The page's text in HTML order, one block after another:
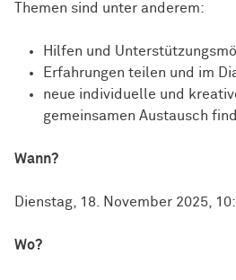
Themen sind unter anderem:
Hilfen und
Erfahrungen teilen und im
neue individuelle und
gemeinsamen Austausch
Wann?
Dienstag, 18. November 2025,
Wo?